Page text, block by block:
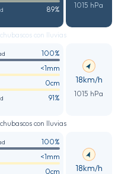
89% 1015 hPa
con lluvias
100%
<1mm
0cm
91%
18km/h
1015 hPa
con lluvias
100%
<1mm
0cm 18km/h